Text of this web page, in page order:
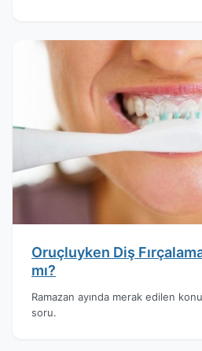
Oruçluyken Diş
mı?
Ramazan ayında merak edilen
soru.